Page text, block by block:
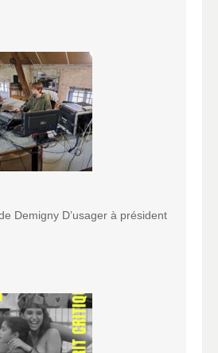
Demigny D’usager à président